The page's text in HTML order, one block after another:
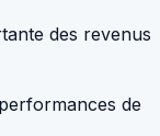
des revenus
de